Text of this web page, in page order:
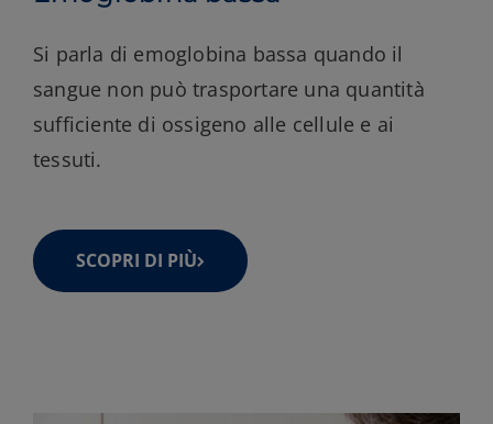
Si parla di emoglobina bassa quando il
sangue non può trasportare una quantità
sufficiente di ossigeno alle cellule e ai
tessuti.
SCOPRI DI PIÙ